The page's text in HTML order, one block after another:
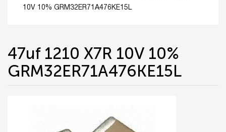
10V 10% GRM32ER71A476KE15L
47uf 1210 X7R 10V 10%
GRM32ER71A476KE15L